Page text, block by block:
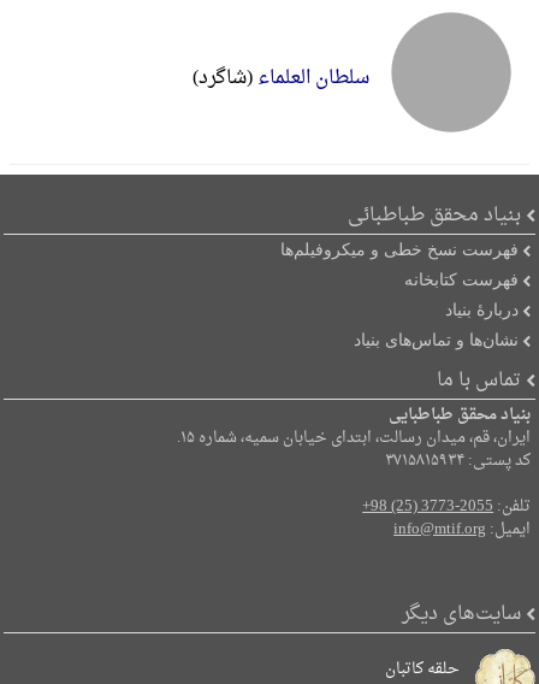
سلطان العلماء(شاگرد)
بنیاد محقق طباطبائی
فهرست نسخ خطی و میکروفیلم‌ها
فهرست کتابخانه
دربارۀ بنیاد
نشان‌ها و تماس‌های بنیاد
تماس با ما
بنیاد محقق طباطبایی
ایران، قم، میدان رسالت، ابتدای خیابان سمیه، شماره ۱۵.
کد پستی: ۳۷۱۵۸۱۵۹۳۴
تلفن:+98 (25) 3773-2055
ایمیل:info@mtif.org
سایت‌های دیگر
حلقه کاتبان